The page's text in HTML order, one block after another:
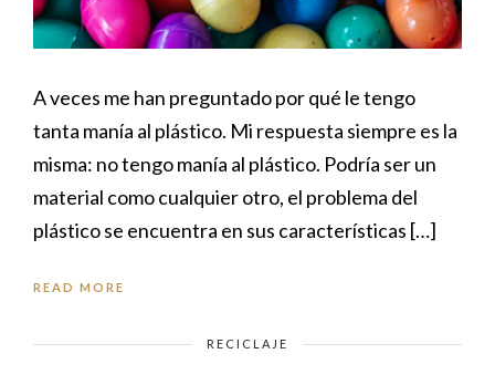
A veces me han preguntado por qué le tengo
tanta manía al plástico. Mi respuesta siempre es la
misma: no tengo manía al plástico. Podría ser un
material como cualquier otro, el problema del
plástico se encuentra en sus características […]
READ MORE
RECICLAJE